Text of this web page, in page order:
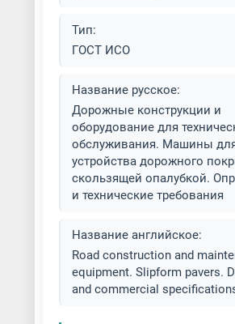
Тип:
ГОСТ ИСО
Название русское:
Дорожные конструкции и
оборудование для
обслуживания. Машины
устройства дорожного
скользящей опалубкой.
и технические требования
Название английское:
Road construction and
equipment. Slipform pavers.
and commercial